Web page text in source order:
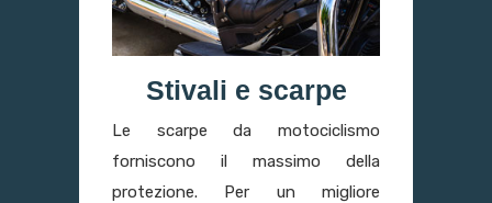
Stivali e scarpe
Le scarpe da motociclismo
forniscono il massimo della
protezione. Per un migliore